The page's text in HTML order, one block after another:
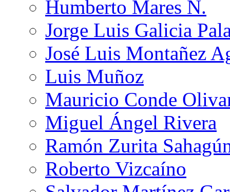
Humberto Mares N.
Jorge Luis Galicia
José Luis Montañez
Luis Muñoz
Mauricio Conde
Miguel Ángel Rivera
Ramón Zurita
Roberto Vizcaíno